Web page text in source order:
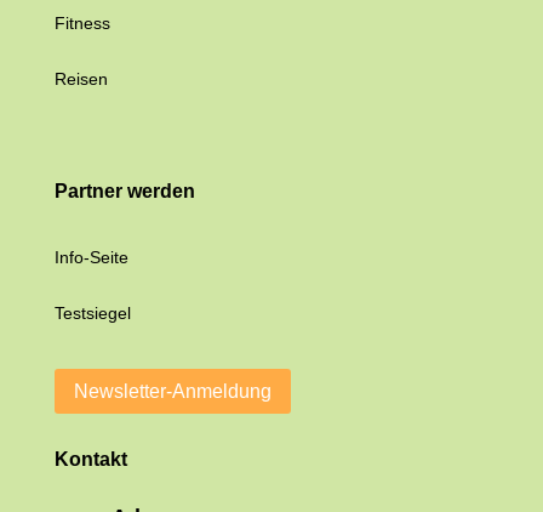
Fitness
Reisen
Partner werden
Info-Seite
Testsiegel
Newsletter-Anmeldung
Kontakt